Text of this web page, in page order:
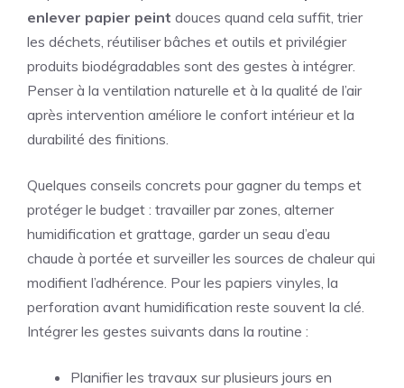
enlever papier peint douces quand cela suffit, trier
les déchets, réutiliser bâches et outils et privilégier
produits biodégradables sont des gestes à intégrer.
Penser à la ventilation naturelle et à la qualité de l’air
après intervention améliore le confort intérieur et la
durabilité des finitions.
Quelques conseils concrets pour gagner du temps et
protéger le budget : travailler par zones, alterner
humidification et grattage, garder un seau d’eau
chaude à portée et surveiller les sources de chaleur qui
modifient l’adhérence. Pour les papiers vinyles, la
perforation avant humidification reste souvent la clé.
Intégrer les gestes suivants dans la routine :
Planifier les travaux sur plusieurs jours en